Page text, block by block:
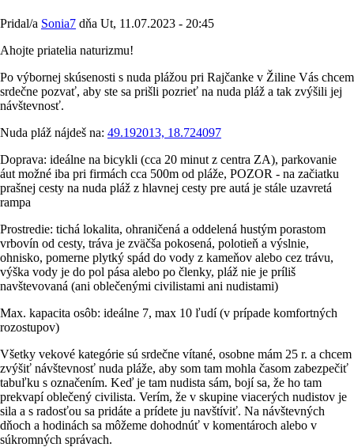
Pridal/a Sonia7 dňa Ut, 11.07.2023 - 20:45
Ahojte priatelia naturizmu!
Po výbornej skúsenosti s nuda plážou pri Rajčanke v Žiline Vás chcem
srdečne pozvať, aby ste sa prišli pozrieť na nuda pláž a tak zvýšili jej
návštevnosť.
Nuda pláž nájdeš na: 49.192013, 18.724097
Doprava: ideálne na bicykli (cca 20 minut z centra ZA), parkovanie
áut možné iba pri firmách cca 500m od pláže, POZOR - na začiatku
prašnej cesty na nuda pláž z hlavnej cesty pre autá je stále uzavretá
rampa
Prostredie: tichá lokalita, ohraničená a oddelená hustým porastom
vrbovín od cesty, tráva je zväčša pokosená, polotieň a výslnie,
ohnisko, pomerne plytký spád do vody z kameňov alebo cez trávu,
výška vody je do pol pása alebo po členky, pláž nie je príliš
navštevovaná (ani oblečenými civilistami ani nudistami)
Max. kapacita osôb: ideálne 7, max 10 ľudí (v prípade komfortných
rozostupov)
Všetky vekové kategórie sú srdečne vítané, osobne mám 25 r. a chcem
zvýšiť návštevnosť nuda pláže, aby som tam mohla časom zabezpečiť
tabuľku s označením. Keď je tam nudista sám, bojí sa, že ho tam
prekvapí oblečený civilista. Verím, že v skupine viacerých nudistov je
sila a s radosťou sa pridáte a prídete ju navštíviť. Na návštevných
dňoch a hodinách sa môžeme dohodnúť v komentároch alebo v
súkromných správach.